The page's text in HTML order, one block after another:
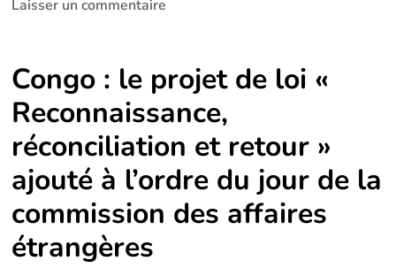
Laisser un commentaire
le
projet
de
loi
sur
la
Reconnaissance,
Congo : le projet de loi «
Reconnaissance,
réconciliation et retour »
ajouté à l’ordre du jour de la
commission des affaires
étrangères